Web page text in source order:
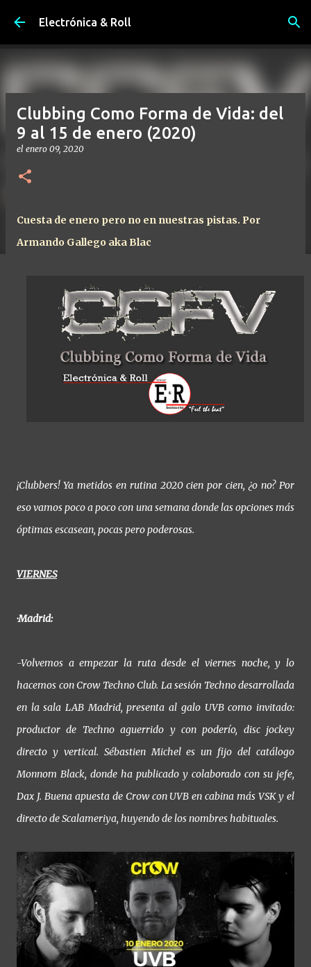
Ir al contenido principal
Electrónica & Roll
Clubbing Como Forma de Vida: del
9 al 15 de enero (2020)
el enero 09, 2020
Cuesta de enero pero no en nuestras pistas. Por
Armando Gallego aka Blac
¡Clubbers! Ya metidos en rutina 2020 cien por cien, ¿o no? Por
eso vamos poco a poco con una semana donde las opciones más
óptimas escasean, pocas pero poderosas.
VIERNES
·Madrid:
-Volvemos a empezar la ruta desde el viernes noche, y lo
hacemos con Crow Techno Club. La sesión Techno desarrollada
en la sala LAB Madrid, presenta al galo UVB como invitado:
productor de Techno aguerrido y con poderío, disc jockey
directo y vertical. Sébastien Michel es un fijo del catálogo
Monnom Black, donde ha publicado y colaborado con su jefe,
Dax J. Buena apuesta de Crow con UVB en cabina más VSK y el
directo de Scalameriya, huyendo de los nombres habituales.